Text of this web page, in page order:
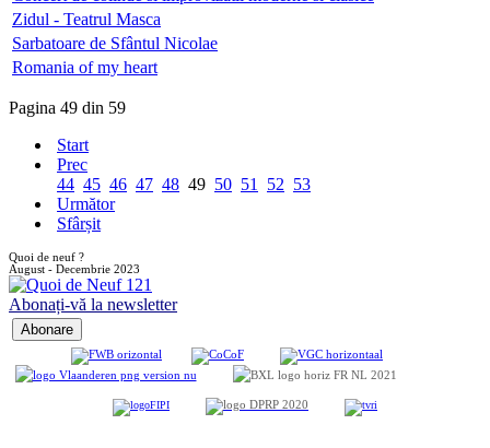
Zidul - Teatrul Masca
Sarbatoare de Sfântul Nicolae
Romania of my heart
Pagina 49 din 59
Start
Prec
44 45 46 47 48 49 50 51 52 53
Următor
Sfârșit
Quoi de neuf ?
August - Decembrie 2023
Abonați-vă la newsletter